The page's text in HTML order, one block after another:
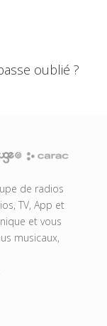
oublié ?
de radios
TV, App et
et vous
musicaux,